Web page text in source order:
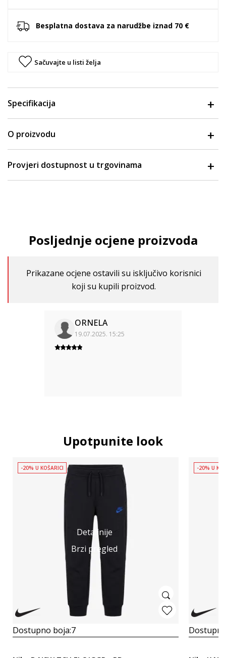
Besplatna dostava za narudžbe iznad 70 €
Sačuvajte u listi želja
Specifikacija
O proizvodu
Provjeri dostupnost u trgovinama
Posljednje ocjene proizvoda
Prikazane ocjene ostavili su isključivo korisnici
koji su kupili proizvod.
ORNELA
19.07.2025. 15:25
Upotpunite look
Detaljnije
Brzi pregled
-20% U KOŠARICI
Dostupno boja:7
-20% U